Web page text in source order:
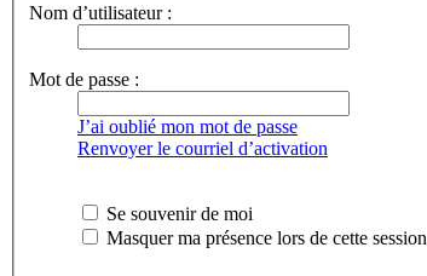
Nom d’utilisateur :
Mot de passe :
J’ai oublié mon mot de passe
Renvoyer le courriel d’activation
Se souvenir de moi
Masquer ma présence lors de cette session